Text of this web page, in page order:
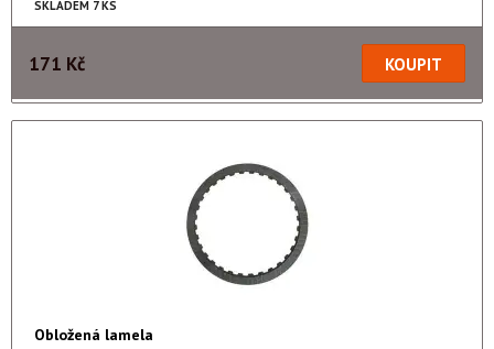
SKLADEM 7 KS
171 Kč
Obložená lamela